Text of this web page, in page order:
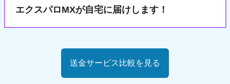
エクスパロMXが自宅に届けします！
送金サービス比較を見る